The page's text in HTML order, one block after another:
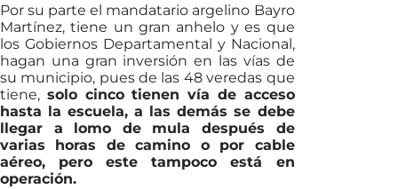
Por su parte el mandatario argelino Bayro
Martínez, tiene un gran anhelo y es que
los Gobiernos Departamental y Nacional,
hagan una gran inversión en las vías de
su municipio, pues de las 48 veredas que
tiene, solo cinco tienen vía de acceso
hasta la escuela, a las demás se debe
llegar a lomo de mula después de
varias horas de camino o por cable
aéreo, pero este tampoco está en
operación.